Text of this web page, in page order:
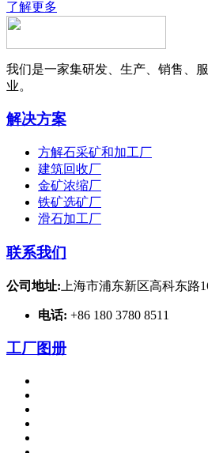
了解更多
我们是一家集研发、生产、销售、
业。
解决方案
方解石采矿和加工厂
建筑回收厂
金矿浓缩厂
铁矿选矿厂
滑石加工厂
联系我们
公司地址: 上海市浦东新区高科东路
电话: +86 180 3780 8511
工厂图册